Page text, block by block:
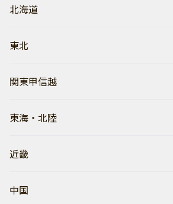
北海道
東北
関東甲信越
東海・北陸
近畿
中国